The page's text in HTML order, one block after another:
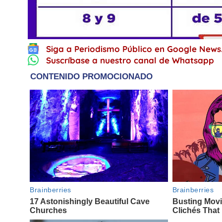
Siga a Periodismo Público en Google
Suscríbase a nuestro canal de Whatsapp